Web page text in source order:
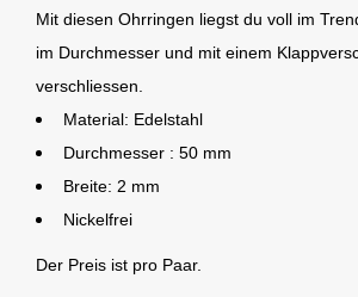
Mit diesen Ohrringen liegst du voll im
im Durchmesser und mit einem
verschliessen.
Material: Edelstahl
Durchmesser : 50 mm
Breite: 2 mm
Nickelfrei
Der Preis ist pro Paar.